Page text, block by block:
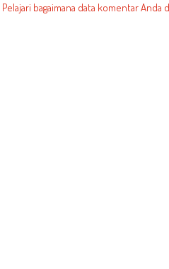
Pelajari bagaimana data komentar Anda